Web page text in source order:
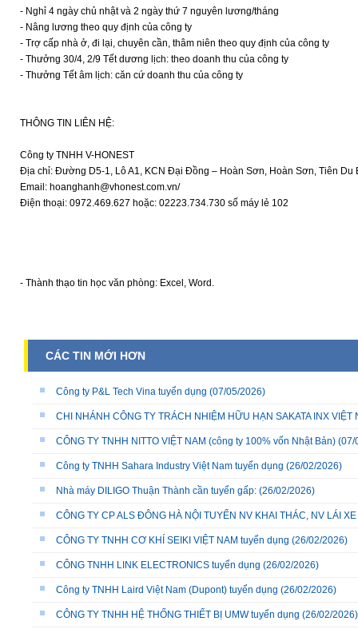
- Nghỉ 4 ngày chủ nhật và 2 ngày thứ 7 nguyên lương/tháng
- Nâng lương theo quy định của công ty
- Trợ cấp nhà ở, đi lại, chuyên cần, thâm niên theo quy định của công ty
- Thưởng 30/4, 2/9 Tết dương lịch: theo doanh thu của công ty
- Thưởng Tết âm lịch: căn cứ doanh thu của công ty
THÔNG TIN LIÊN HỆ:
Công ty TNHH V-HONEST
Địa chỉ: Đường D5-1, Lô A1, KCN Đại Đồng – Hoàn Sơn, Hoàn Sơn, Tiên Du
Email: hoanghanh@vhonest.com.vn/
Điện thoại: 0972.469.627 hoặc: 02223.734.730 số máy lẻ 102
- Thành thạo tin học văn phòng: Excel, Word.
CÁC TIN MỚI HƠN
Công ty P&L Tech Vina tuyển dụng (07/05/2026)
CHI NHÁNH CÔNG TY TRÁCH NHIỆM HỮU HẠN SAKATA INX
CÔNG TY TNHH NITTO VIỆT NAM (công ty 100% vốn Nhật Bản) (07/
Công ty TNHH Sahara Industry Việt Nam tuyển dụng (26/02/2026)
Nhà máy DILIGO Thuận Thành cần tuyển gấp: (26/02/2026)
CÔNG TY CP ALS ĐÔNG HÀ NỘI TUYỂN NV KHAI THÁC, NV LÁI
CÔNG TY TNHH CƠ KHÍ SEIKI VIỆT NAM tuyển dụng (26/02/2026)
CÔNG TNHH LINK ELECTRONICS tuyển dụng (26/02/2026)
Công ty TNHH Laird Việt Nam (Dupont) tuyển dụng (26/02/2026)
CÔNG TY TNHH HỆ THỐNG THIẾT BỊ UMW tuyển dụng (26/02/2026)